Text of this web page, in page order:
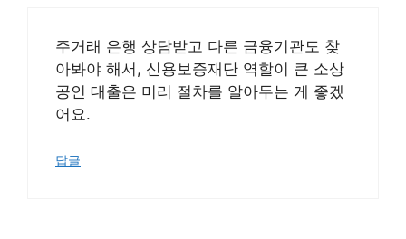
주거래 은행 상담받고 다른 금융기관도 찾
아봐야 해서, 신용보증재단 역할이 큰 소상
공인 대출은 미리 절차를 알아두는 게 좋겠
어요.
답글